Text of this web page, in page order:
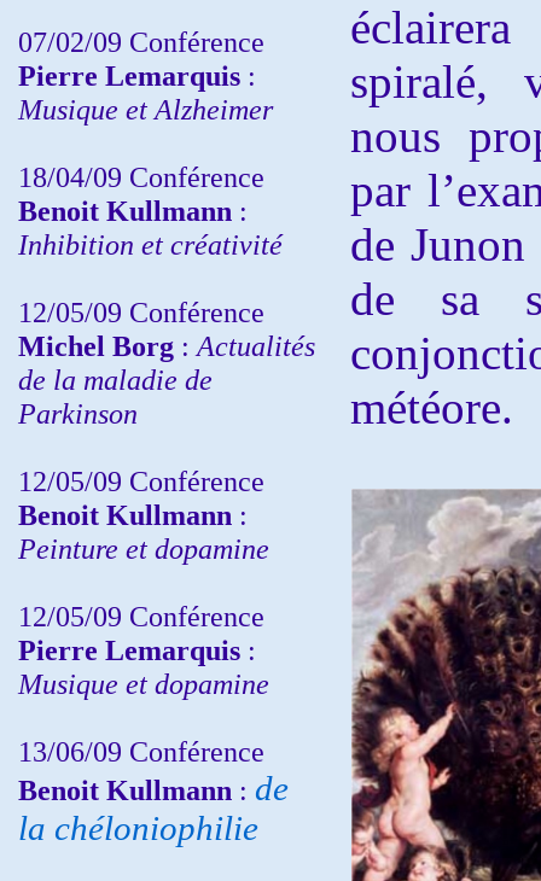
07/02/09 Conférence
Pierre Lemarquis :
Musique et Alzheimer
18/04/09 Conférence
Benoit Kullmann :
Inhibition et créativité
12/05/09 Conférence
Michel Borg : Actualités
de la maladie de
Parkinson
12/05/09 Conférence
Benoit Kullmann :
Peinture et dopamine
12/05/09 Conférence
Pierre Lemarquis :
Musique et dopamine
13/06/09 Conférence
Benoit Kullmann : de
la chéloniophilie
spiralé,
nous
par
de
de sa
météore.